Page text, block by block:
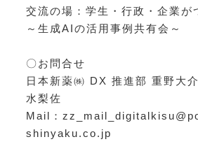
交流の場：学生・行政・企業
～生成AIの活用事例共有会～
〇お問合せ
⽇本新薬㈱ DX 推進部 重野⼤
水梨佐
Mail：
shinyaku.co.jp